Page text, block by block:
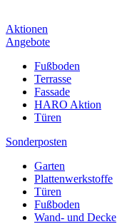
Aktionen
Angebote
Fußboden
Terrasse
Fassade
HARO Aktion
Türen
Sonderposten
Garten
Plattenwerkstoffe
Türen
Fußboden
Wand- und Decke